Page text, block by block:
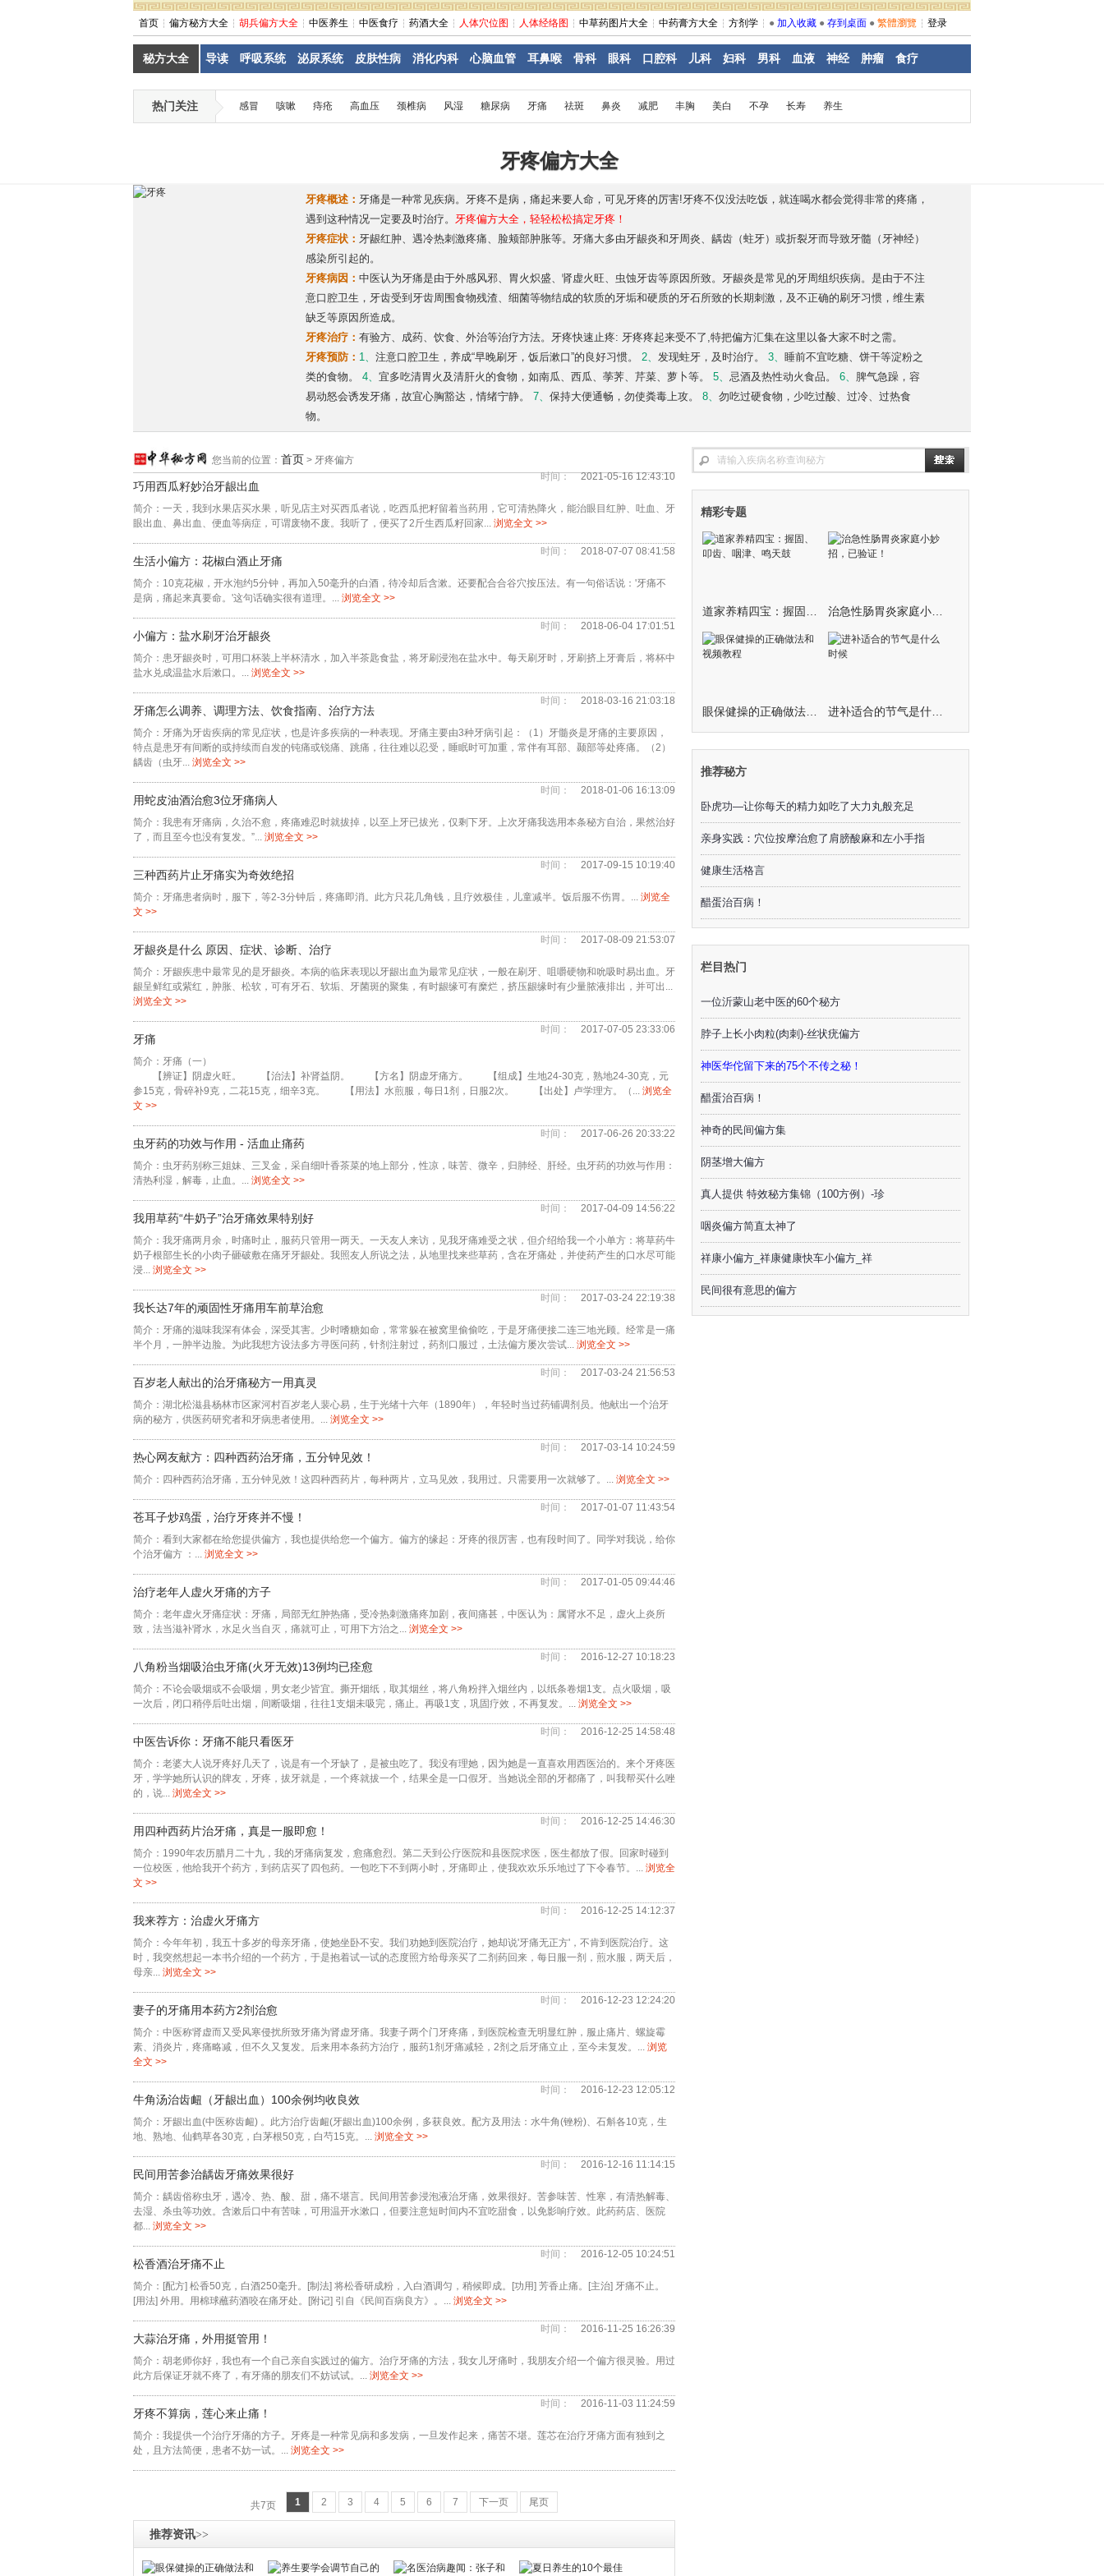
首页 偏方秘方大全 胡兵偏方大全 中医养生 中医食疗 药酒大全 人体穴位图 人体经络图 中草药图片大全 中药膏方大全 方剂学 ● 加入收藏 ● 存到桌面 ● 繁體瀏覽 登录
秘方大全 导读 呼吸系统 泌尿系统 皮肤性病 消化内科 心脑血管 耳鼻喉 骨科 眼科 口腔科 儿科 妇科 男科 血液 神经 肿瘤 食疗
热门关注 感冒 咳嗽 痔疮 高血压 颈椎病 风湿 糖尿病 牙痛 祛斑 鼻炎 减肥 丰胸 美白 不孕 长寿 养生
牙疼偏方大全
牙疼概述： 牙痛是一种常见疾病。牙疼不是病，痛起来要人命，可见牙疼的厉害!牙疼不仅没法吃饭，就连喝水都会觉得非常的疼痛，
遇到这种情况一定要及时治疗。 牙疼偏方大全，轻轻松松搞定牙疼！
牙疼症状： 牙龈红肿、遇冷热刺激疼痛、脸颊部肿胀等。牙痛大多由牙龈炎和牙周炎、龋齿（蛀牙）或折裂牙而导致牙髓（牙神经）
感染所引起的。
牙疼病因： 中医认为牙痛是由于外感风邪、胃火炽盛、肾虚火旺、虫蚀牙齿等原因所致。牙龈炎是常见的牙周组织疾病。是由于不注
意口腔卫生，牙齿受到牙齿周围食物残渣、细菌等物结成的软质的牙垢和硬质的牙石所致的长期刺激，及不正确的刷牙习惯，维生素
缺乏等原因所造成。
牙疼治疗： 有验方、成药、饮食、外治等治疗方法。牙疼快速止疼: 牙疼疼起来受不了,特把偏方汇集在这里以备大家不时之需。
牙疼预防： 1、 注意口腔卫生，养成“早晚刷牙，饭后漱口”的良好习惯。 2、 发现蛀牙，及时治疗。 3、 睡前不宜吃糖、饼干等淀粉之
类的食物。 4、 宜多吃清胃火及清肝火的食物，如南瓜、西瓜、荸荠、芹菜、萝卜等。 5、 忌酒及热性动火食品。 6、 脾气急躁，容
易动怒会诱发牙痛，故宜心胸豁达，情绪宁静。 7、 保持大便通畅，勿使粪毒上攻。 8、 勿吃过硬食物，少吃过酸、过冷、过热食
物。
您当前的位置： 首页 > 牙疼偏方
巧用西瓜籽妙治牙龈出血
时间： 2021-05-16 12:43:10
简介：一天，我到水果店买水果，听见店主对买西瓜者说，吃西瓜把籽留着当药用，它可清热降火，能治眼目红肿、吐血、牙
眼出血、鼻出血、便血等病症，可谓废物不废。我听了，便买了2斤生西瓜籽回家... 浏览全文 >>
生活小偏方：花椒白酒止牙痛
时间： 2018-07-07 08:41:58
简介：10克花椒，开水泡约5分钟，再加入50毫升的白酒，待冷却后含漱。还要配合合谷穴按压法。有一句俗话说：'牙痛不
是病，痛起来真要命。'这句话确实很有道理。... 浏览全文 >>
小偏方：盐水刷牙治牙龈炎
时间： 2018-06-04 17:01:51
简介：患牙龈炎时，可用口杯装上半杯清水，加入半茶匙食盐，将牙刷浸泡在盐水中。每天刷牙时，牙刷挤上牙膏后，将杯中
盐水兑成温盐水后漱口。... 浏览全文 >>
牙痛怎么调养、调理方法、饮食指南、治疗方法
时间： 2018-03-16 21:03:18
简介：牙痛为牙齿疾病的常见症状，也是许多疾病的一种表现。牙痛主要由3种牙病引起：（1）牙髓炎是牙痛的主要原因，
特点是患牙有间断的或持续而自发的钝痛或锐痛、跳痛，往往难以忍受，睡眠时可加重，常伴有耳部、颞部等处疼痛。（2）
龋齿（虫牙... 浏览全文 >>
用蛇皮油酒治愈3位牙痛病人
时间： 2018-01-06 16:13:09
简介：我患有牙痛病，久治不愈，疼痛难忍时就拔掉，以至上牙已拔光，仅剩下牙。上次牙痛我选用本条秘方自治，果然治好
了，而且至今也没有复发。”... 浏览全文 >>
三种西药片止牙痛实为奇效绝招
时间： 2017-09-15 10:19:40
简介：牙痛患者病时，服下，等2-3分钟后，疼痛即消。此方只花几角钱，且疗效极佳，儿童减半。饭后服不伤胃。... 浏览全
文 >>
牙龈炎是什么 原因、症状、诊断、治疗
时间： 2017-08-09 21:53:07
简介：牙龈疾患中最常见的是牙龈炎。本病的临床表现以牙龈出血为最常见症状，一般在刷牙、咀嚼硬物和吮吸时易出血。牙
龈呈鲜红或紫红，肿胀、松软，可有牙石、软垢、牙菌斑的聚集，有时龈缘可有糜烂，挤压龈缘时有少量脓液排出，并可出...
浏览全文 >>
牙痛
时间： 2017-07-05 23:33:06
简介：牙痛（一）
【辨证】阴虚火旺。 【治法】补肾益阴。 【方名】阴虚牙痛方。 【组成】生地24-30克，熟地24-30克，元
参15克，骨碎补9克，二花15克，细辛3克。 【用法】水煎服，每日1剂，日服2次。 【出处】卢学理方。（... 浏览全
文 >>
虫牙药的功效与作用 - 活血止痛药
时间： 2017-06-26 20:33:22
简介：虫牙药别称三姐妹、三叉金，采自细叶香茶菜的地上部分，性凉，味苦、微辛，归肺经、肝经。虫牙药的功效与作用：
清热利湿，解毒，止血。... 浏览全文 >>
我用草药“牛奶子”治牙痛效果特别好
时间： 2017-04-09 14:56:22
简介：我牙痛两月余，时痛时止，服药只管用一两天。一天友人来访，见我牙痛难受之状，但介绍给我一个小单方：将草药牛
奶子根部生长的小肉子砸破敷在痛牙牙龈处。我照友人所说之法，从地里找来些草药，含在牙痛处，并使药产生的口水尽可能
浸... 浏览全文 >>
我长达7年的顽固性牙痛用车前草治愈
时间： 2017-03-24 22:19:38
简介：牙痛的滋味我深有体会，深受其害。少时嗜糖如命，常常躲在被窝里偷偷吃，于是牙痛便接二连三地光顾。经常是一痛
半个月，一肿半边脸。为此我想方设法多方寻医问药，针剂注射过，药剂口服过，土法偏方屡次尝试... 浏览全文 >>
百岁老人献出的治牙痛秘方一用真灵
时间： 2017-03-24 21:56:53
简介：湖北松滋县杨林市区家河村百岁老人裴心易，生于光绪十六年（1890年），年轻时当过药铺调剂员。他献出一个治牙
病的秘方，供医药研究者和牙病患者使用。... 浏览全文 >>
热心网友献方：四种西药治牙痛，五分钟见效！
时间： 2017-03-14 10:24:59
简介：四种西药治牙痛，五分钟见效！这四种西药片，每种两片，立马见效，我用过。只需要用一次就够了。... 浏览全文 >>
苍耳子炒鸡蛋，治疗牙疼并不慢！
时间： 2017-01-07 11:43:54
简介：看到大家都在给您提供偏方，我也提供给您一个偏方。偏方的缘起：牙疼的很厉害，也有段时间了。同学对我说，给你
个治牙偏方 ：... 浏览全文 >>
治疗老年人虚火牙痛的方子
时间： 2017-01-05 09:44:46
简介：老年虚火牙痛症状：牙痛，局部无红肿热痛，受冷热刺激痛疼加剧，夜间痛甚，中医认为：属肾水不足，虚火上炎所
致，法当滋补肾水，水足火当自灭，痛就可止，可用下方治之... 浏览全文 >>
八角粉当烟吸治虫牙痛(火牙无效)13例均已痊愈
时间： 2016-12-27 10:18:23
简介：不论会吸烟或不会吸烟，男女老少皆宜。撕开烟纸，取其烟丝，将八角粉拌入烟丝内，以纸条卷烟1支。点火吸烟，吸
一次后，闭口稍停后吐出烟，间断吸烟，往往1支烟未吸完，痛止。再吸1支，巩固疗效，不再复发。... 浏览全文 >>
中医告诉你：牙痛不能只看医牙
时间： 2016-12-25 14:58:48
简介：老婆大人说牙疼好几天了，说是有一个牙缺了，是被虫吃了。我没有理她，因为她是一直喜欢用西医治的。来个牙疼医
牙，学学她所认识的牌友，牙疼，拔牙就是，一个疼就拔一个，结果全是一口假牙。当她说全部的牙都痛了，叫我帮买什么唑
的，说... 浏览全文 >>
用四种西药片治牙痛，真是一服即愈！
时间： 2016-12-25 14:46:30
简介：1990年农历腊月二十九，我的牙痛病复发，愈痛愈烈。第二天到公疗医院和县医院求医，医生都放了假。回家时碰到
一位校医，他给我开个药方，到药店买了四包药。一包吃下不到两小时，牙痛即止，使我欢欢乐乐地过了下令春节。... 浏览全
文 >>
我来荐方：治虚火牙痛方
时间： 2016-12-25 14:12:37
简介：今年年初，我五十多岁的母亲牙痛，使她坐卧不安。我们劝她到医院治疗，她却说'牙痛无正方'，不肯到医院治疗。这
时，我突然想起一本书介绍的一个药方，于是抱着试一试的态度照方给母亲买了二剂药回来，每日服一剂，煎水服，两天后，
母亲... 浏览全文 >>
妻子的牙痛用本药方2剂治愈
时间： 2016-12-23 12:24:20
简介：中医称肾虚而又受风寒侵扰所致牙痛为肾虚牙痛。我妻子两个门牙疼痛，到医院检查无明显红肿，服止痛片、螺旋霉
素、消炎片，疼痛略减，但不久又复发。后来用本条药方治疗，服药1剂牙痛减轻，2剂之后牙痛立止，至今未复发。... 浏览
全文 >>
牛角汤治齿衄（牙龈出血）100余例均收良效
时间： 2016-12-23 12:05:12
简介：牙龈出血(中医称齿衄) 。此方治疗齿衄(牙龈出血)100余例，多获良效。配方及用法：水牛角(锉粉)、石斛各10克，生
地、熟地、仙鹤草各30克，白茅根50克，白芍15克。... 浏览全文 >>
民间用苦参治龋齿牙痛效果很好
时间： 2016-12-16 11:14:15
简介：龋齿俗称虫牙，遇冷、热、酸、甜，痛不堪言。民间用苦参浸泡液治牙痛，效果很好。苦参味苦、性寒，有清热解毒、
去湿、杀虫等功效。含漱后口中有苦味，可用温开水漱口，但要注意短时间内不宜吃甜食，以免影响疗效。此药药店、医院
都... 浏览全文 >>
松香酒治牙痛不止
时间： 2016-12-05 10:24:51
简介：[配方] 松香50克，白酒250毫升。[制法] 将松香研成粉，入白酒调匀，稍候即成。[功用] 芳香止痛。[主治] 牙痛不止。
[用法] 外用。用棉球蘸药酒咬在痛牙处。[附记] 引自《民间百病良方》。... 浏览全文 >>
大蒜治牙痛，外用挺管用！
时间： 2016-11-25 16:26:39
简介：胡老师你好，我也有一个自己亲自实践过的偏方。治疗牙痛的方法，我女儿牙痛时，我朋友介绍一个偏方很灵验。用过
此方后保证牙就不疼了，有牙痛的朋友们不妨试试。... 浏览全文 >>
牙疼不算病，莲心来止痛！
时间： 2016-11-03 11:24:59
简介：我提供一个治疗牙痛的方子。牙疼是一种常见病和多发病，一旦发作起来，痛苦不堪。莲芯在治疗牙痛方面有独到之
处，且方法简便，患者不妨一试。... 浏览全文 >>
共7页 1 2 3 4 5 6 7 下一页 尾页
推荐资讯>>
精彩专题
推荐秘方
卧虎功—让你每天的精力如吃了大力丸般充足
亲身实践：穴位按摩治愈了肩膀酸麻和左小手指
健康生活格言
醋蛋治百病！
栏目热门
一位沂蒙山老中医的60个秘方
脖子上长小肉粒(肉刺)-丝状疣偏方
神医华佗留下来的75个不传之秘！
醋蛋治百病！
神奇的民间偏方集
阴茎增大偏方
真人提供 特效秘方集锦（100方例）-珍
咽炎偏方简直太神了
祥康小偏方_祥康健康快车小偏方_祥
民间很有意思的偏方